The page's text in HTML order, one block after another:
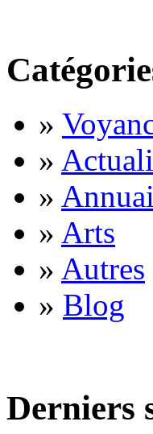
»
»
»
» Arts
» Autres
» Blog
Derniers